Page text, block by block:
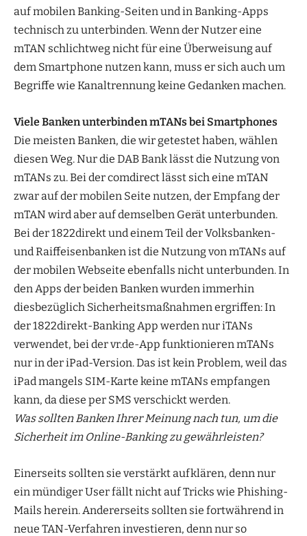
auf mobilen Banking-Seiten und in Banking-Apps
technisch zu unterbinden. Wenn der Nutzer eine
mTAN schlichtweg nicht für eine Überweisung auf
dem Smartphone nutzen kann, muss er sich auch um
Begriffe wie Kanaltrennung keine Gedanken machen.
Viele Banken unterbinden mTANs bei Smartphones
Die meisten Banken, die wir getestet haben, wählen
diesen Weg. Nur die DAB Bank lässt die Nutzung von
mTANs zu. Bei der comdirect lässt sich eine mTAN
zwar auf der mobilen Seite nutzen, der Empfang der
mTAN wird aber auf demselben Gerät unterbunden.
Bei der 1822direkt und einem Teil der Volksbanken-
und Raiffeisenbanken ist die Nutzung von mTANs auf
der mobilen Webseite ebenfalls nicht unterbunden. In
den Apps der beiden Banken wurden immerhin
diesbezüglich Sicherheitsmaßnahmen ergriffen: In
der 1822direkt-Banking App werden nur iTANs
verwendet, bei der vr.de-App funktionieren mTANs
nur in der iPad-Version. Das ist kein Problem, weil das
iPad mangels SIM-Karte keine mTANs empfangen
kann, da diese per SMS verschickt werden.
Was sollten Banken Ihrer Meinung nach tun, um die
Sicherheit im Online-Banking zu gewährleisten?
Einerseits sollten sie verstärkt aufklären, denn nur
ein mündiger User fällt nicht auf Tricks wie Phishing-
Mails herein. Andererseits sollten sie fortwährend in
neue TAN-Verfahren investieren, denn nur so